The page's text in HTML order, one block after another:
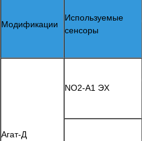
Модификации
Используемые
сенсоры
Агат-Д
NO2-A1 ЭХ